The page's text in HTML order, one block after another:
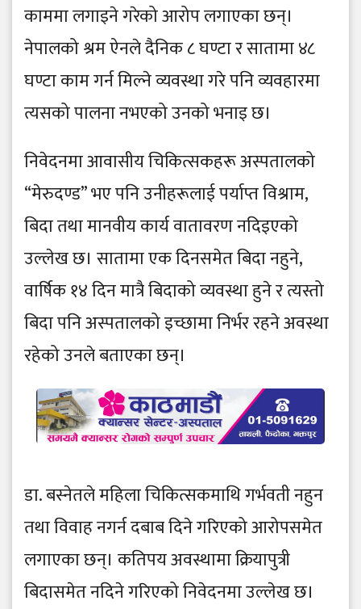
काममा लगाइने गरेको आरोप लगाएका छन्।
नेपालको श्रम ऐनले दैनिक ८ घण्टा र सातामा ४८
घण्टा काम गर्न मिल्ने व्यवस्था गरे पनि व्यवहारमा
त्यसको पालना नभएको उनको भनाइ छ।
निवेदनमा आवासीय चिकित्सकहरू अस्पतालको
“मेरुदण्ड” भए पनि उनीहरूलाई पर्याप्त विश्राम,
बिदा तथा मानवीय कार्य वातावरण नदिइएको
उल्लेख छ। सातामा एक दिनसमेत बिदा नहुने,
वार्षिक १४ दिन मात्रै बिदाको व्यवस्था हुने र त्यस्तो
बिदा पनि अस्पतालको इच्छामा निर्भर रहने अवस्था
रहेको उनले बताएका छन्।
डा. बस्नेतले महिला चिकित्सकमाथि गर्भवती नहुन
तथा विवाह नगर्न दबाब दिने गरिएको आरोपसमेत
लगाएका छन्। कतिपय अवस्थामा क्रियापुत्री
बिदासमेत नदिने गरिएको निवेदनमा उल्लेख छ।